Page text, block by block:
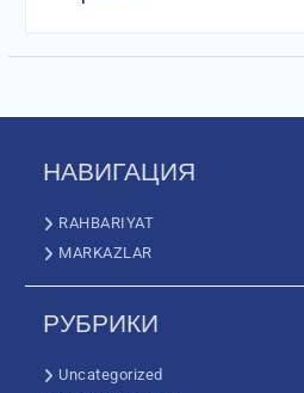
НАВИГАЦИЯ
RAHBARIYAT
MARKAZLAR
РУБРИКИ
Uncategorized